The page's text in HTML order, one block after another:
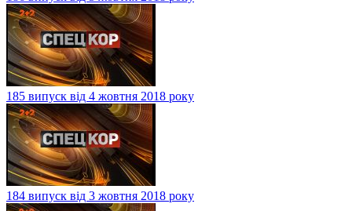
185 випуск від 4 жовтня 2018 року
184 випуск від 3 жовтня 2018 року